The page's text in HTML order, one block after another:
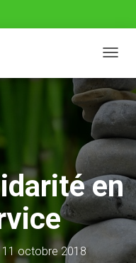
É
P
L
R
L
N
A
V
en
11 octobre 2018